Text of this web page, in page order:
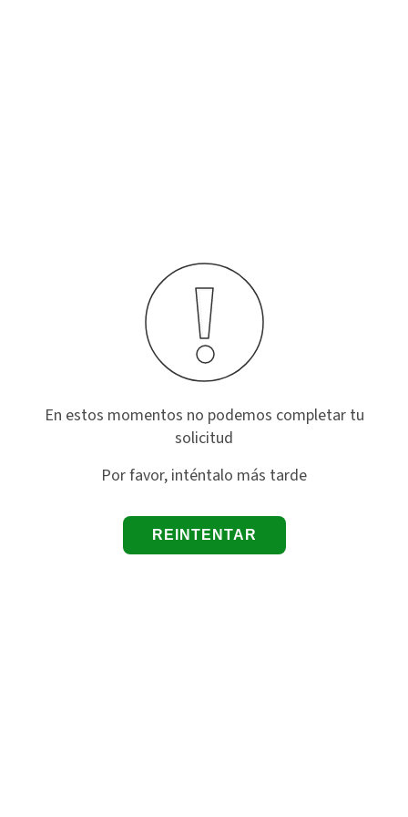
En estos momentos no podemos completar tu
solicitud
Por favor, inténtalo más tarde
REINTENTAR